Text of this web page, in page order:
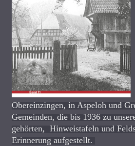
Obereinzingen, in Aspeloh und
Gemeinden, die bis 1936 zu
gehörten, Hinweistafeln und
Erinnerung aufgestellt.